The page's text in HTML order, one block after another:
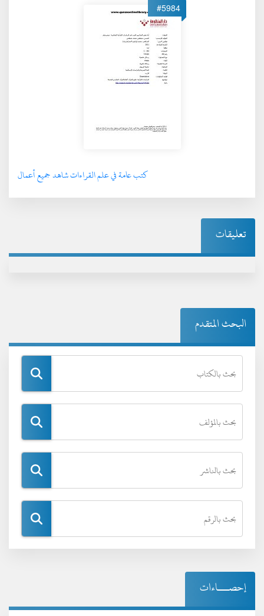
#5984
كتب عامة في علم القراءات شاهد جميع أعمال
تعليقات
البحث المتقدم
إحصـــاءات